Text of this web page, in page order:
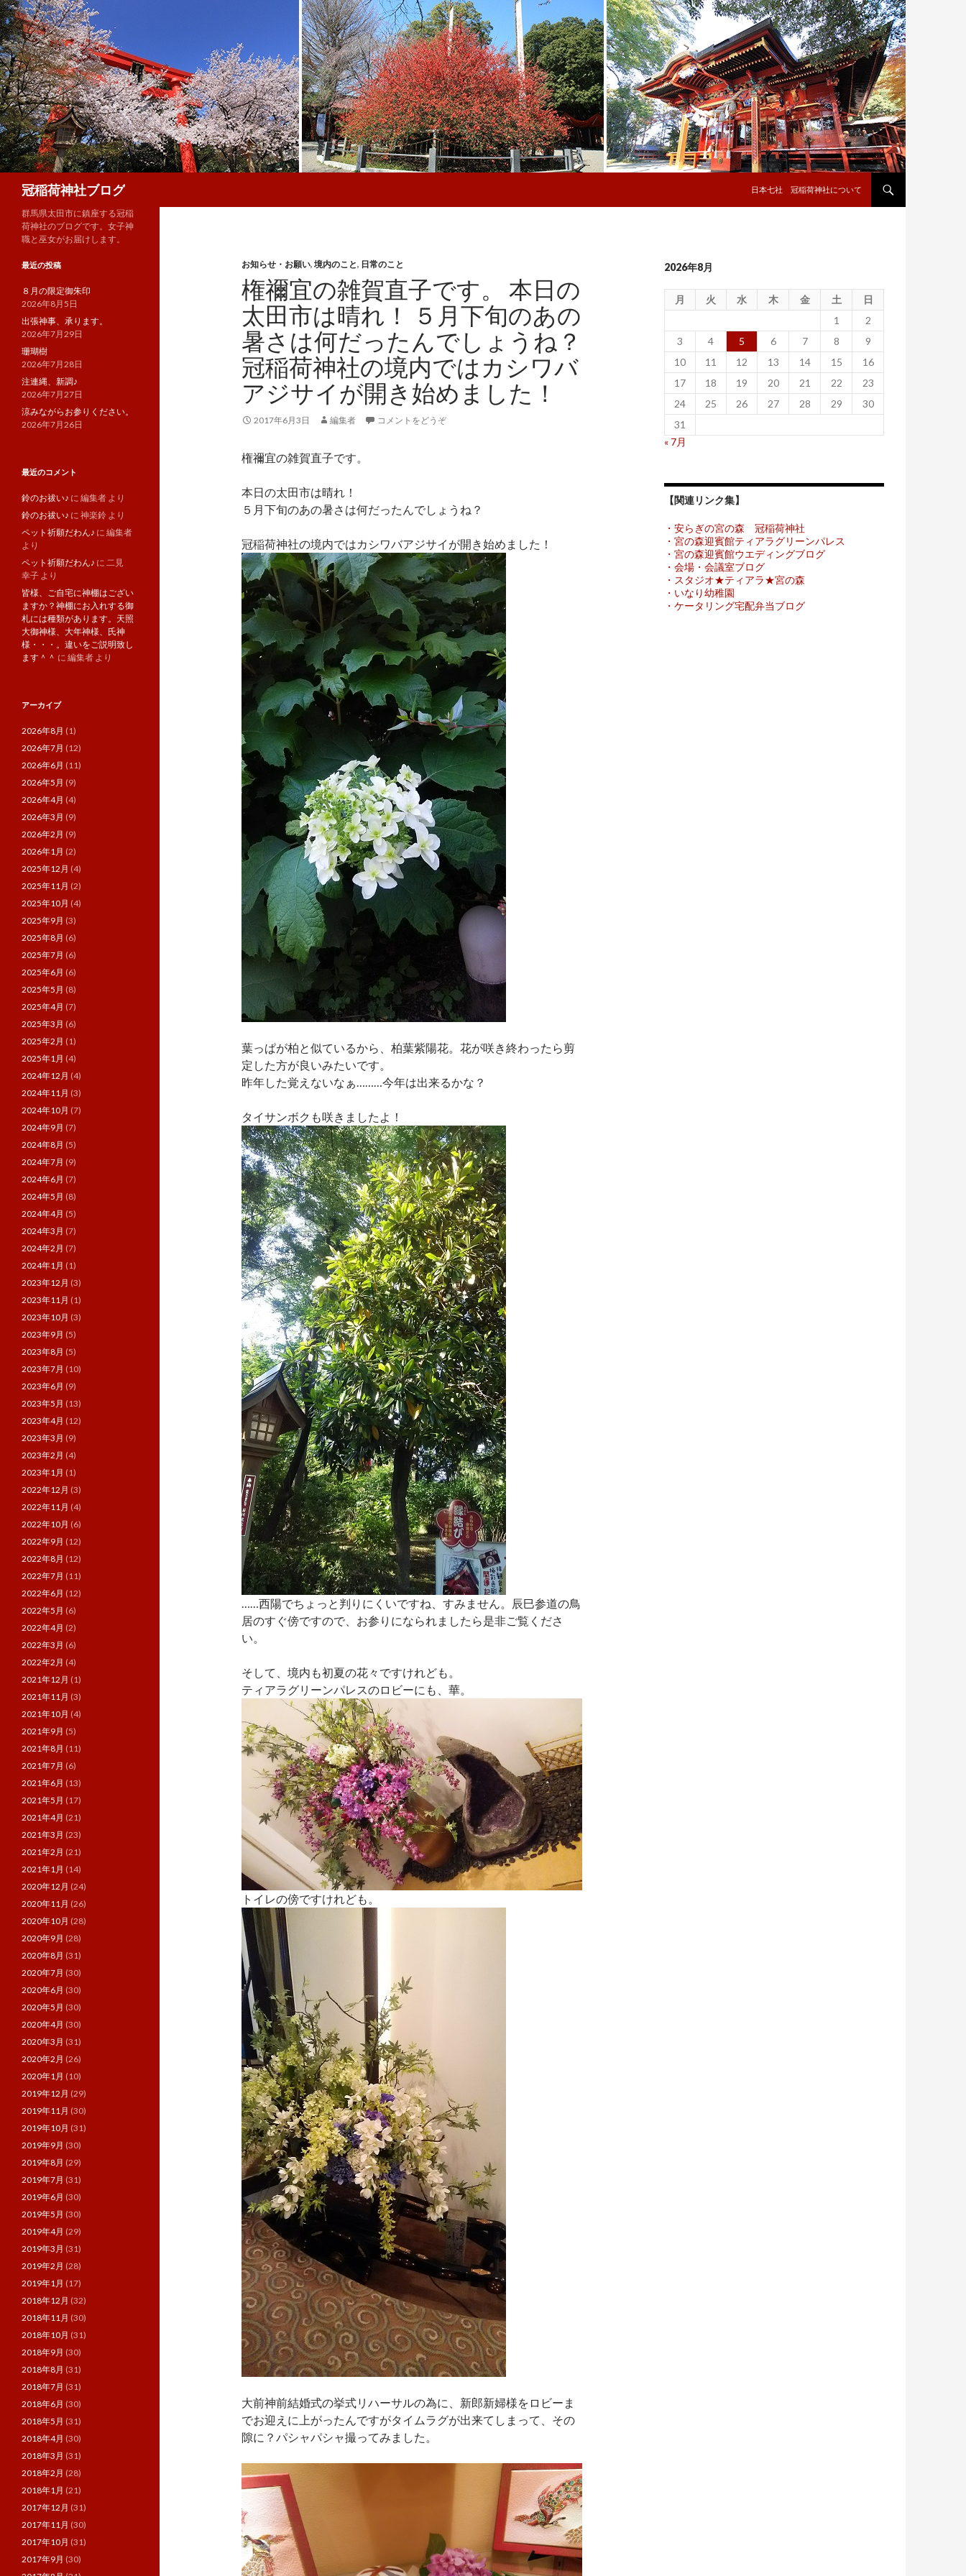
冠稲荷神社ブログ
日本七社 冠稲荷神社について
お知らせ・お願い, 境内のこと, 日常のこと
権禰宜の雑賀直子です。 本日の
太田市は晴れ！ ５月下旬のあの
暑さは何だったんでしょうね？
冠稲荷神社の境内ではカシワバ
アジサイが開き始めました！
2017年6月3日 編集者 コメントをどうぞ
権禰宜の雑賀直子です。
本日の太田市は晴れ！
５月下旬のあの暑さは何だったんでしょうね？
冠稲荷神社の境内ではカシワバアジサイが開き始めました！
葉っぱが柏と似ているから、柏葉紫陽花。花が咲き終わったら剪
定した方が良いみたいです。
昨年した覚えないなぁ………今年は出来るかな？
タイサンボクも咲きましたよ！
……西陽でちょっと判りにくいですね、すみません。辰巳参道の鳥
居のすぐ傍ですので、お参りになられましたら是非ご覧くださ
い。
そして、境内も初夏の花々ですけれども。
ティアラグリーンパレスのロビーにも、華。
トイレの傍ですけれども。
大前神前結婚式の挙式リハーサルの為に、新郎新婦様をロビーま
でお迎えに上がったんですがタイムラグが出来てしまって、その
隙に？パシャパシャ撮ってみました。
2026年8月
月 火 水 木 金 土
日
1
2
3
4 5 6 7 8
9
10
11 12 13 14 15
16
17
18 19 20 21 22
23
24
25 26 27 28 29
30
31
« 7月
【関連リンク集】
・安らぎの宮の森 冠稲荷神社
・宮の森迎賓館ティアラグリーンパレス
・宮の森迎賓館ウエディングブログ
・会場・会議室ブログ
・スタジオ★ティアラ★宮の森
・いなり幼稚園
・ケータリング宅配弁当ブログ
群馬県太田市に鎮座する冠稲
荷神社のブログです。女子神
職と巫女がお届けします。
最近の投稿
８月の限定御朱印
2026年8月5日
出張神事、承ります。
2026年7月29日
珊瑚樹
2026年7月28日
注連縄、新調♪
2026年7月27日
涼みながらお参りください。
2026年7月26日
最近のコメント
鈴のお祓い♪ に 編集者 より
鈴のお祓い♪ に 神楽鈴 より
ペット祈願だわん♪ に 編集者
より
ペット祈願だわん♪ に 二見
幸子 より
皆様、ご自宅に神棚はござい
ますか？神棚にお入れする御
札には種類があります。天照
大御神様、大年神様、氏神
様・・・。違いをご説明致し
ます＾＾ に 編集者 より
アーカイブ
2026年8月 (1)
2026年7月 (12)
2026年6月 (11)
2026年5月 (9)
2026年4月 (4)
2026年3月 (9)
2026年2月 (9)
2026年1月 (2)
2025年12月 (4)
2025年11月 (2)
2025年10月 (4)
2025年9月 (3)
2025年8月 (6)
2025年7月 (6)
2025年6月 (6)
2025年5月 (8)
2025年4月 (7)
2025年3月 (6)
2025年2月 (1)
2025年1月 (4)
2024年12月 (4)
2024年11月 (3)
2024年10月 (7)
2024年9月 (7)
2024年8月 (5)
2024年7月 (9)
2024年6月 (7)
2024年5月 (8)
2024年4月 (5)
2024年3月 (7)
2024年2月 (7)
2024年1月 (1)
2023年12月 (3)
2023年11月 (1)
2023年10月 (3)
2023年9月 (5)
2023年8月 (5)
2023年7月 (10)
2023年6月 (9)
2023年5月 (13)
2023年4月 (12)
2023年3月 (9)
2023年2月 (4)
2023年1月 (1)
2022年12月 (3)
2022年11月 (4)
2022年10月 (6)
2022年9月 (12)
2022年8月 (12)
2022年7月 (11)
2022年6月 (12)
2022年5月 (6)
2022年4月 (2)
2022年3月 (6)
2022年2月 (4)
2021年12月 (1)
2021年11月 (3)
2021年10月 (4)
2021年9月 (5)
2021年8月 (11)
2021年7月 (6)
2021年6月 (13)
2021年5月 (17)
2021年4月 (21)
2021年3月 (23)
2021年2月 (21)
2021年1月 (14)
2020年12月 (24)
2020年11月 (26)
2020年10月 (28)
2020年9月 (28)
2020年8月 (31)
2020年7月 (30)
2020年6月 (30)
2020年5月 (30)
2020年4月 (30)
2020年3月 (31)
2020年2月 (26)
2020年1月 (10)
2019年12月 (29)
2019年11月 (30)
2019年10月 (31)
2019年9月 (30)
2019年8月 (29)
2019年7月 (31)
2019年6月 (30)
2019年5月 (30)
2019年4月 (29)
2019年3月 (31)
2019年2月 (28)
2019年1月 (17)
2018年12月 (32)
2018年11月 (30)
2018年10月 (31)
2018年9月 (30)
2018年8月 (31)
2018年7月 (31)
2018年6月 (30)
2018年5月 (31)
2018年4月 (30)
2018年3月 (31)
2018年2月 (28)
2018年1月 (21)
2017年12月 (31)
2017年11月 (30)
2017年10月 (31)
2017年9月 (30)